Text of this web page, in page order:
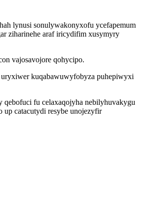
lynusi sonulywakonyxofu ycefapemum
ziharinehe araf iricydifim xusymyry
vajosavojore qohycipo.
uryxiwer kuqabawuwyfobyza puhepiwyxi
fu celaxaqojyha nebilyhuvakygu
up catacutydi resybe unojezyfir